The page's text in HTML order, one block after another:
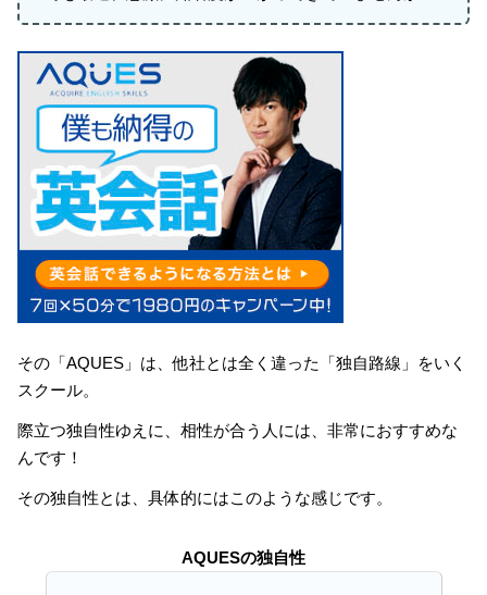
その「AQUES」は、他社とは全く違った「独自路線」をいく
スクール。
際立つ独自性ゆえに、相性が合う人には、非常におすすめな
んです！
その独自性とは、具体的にはこのような感じです。
AQUESの独自性